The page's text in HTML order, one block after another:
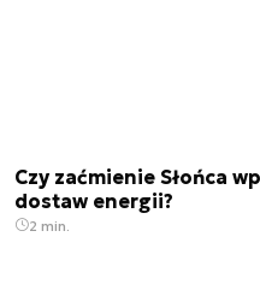
Czy zaćmienie Słońca
dostaw energii?
2 min.